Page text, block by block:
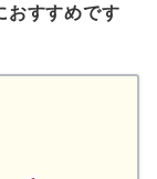
おすすめです